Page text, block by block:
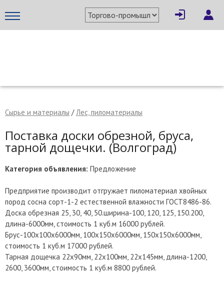
Сырье и материалы /Лес, пиломатериалы
Поставка доски обрезной, бруса,
тарной дощечки. (Волгоград)
Категория объявления: Предложение
Предприятие производит отгружает пиломатериал хвойных
пород сосна сорт-1-2 естественной влажности ГОСТ8486-86.
Доска обрезная 25, 30, 40, 50.ширина-100, 120, 125, 150.200,
длина-6000мм, стоимость 1 куб.м 16000 рублей.
Брус-100х100х6000мм, 100х150х6000мм, 150х150х6000мм,
стоимость 1 куб.м 17000 рублей.
Тарная дощечка 22х90мм, 22х100мм, 22х145мм, длина-1200,
2600, 3600мм, стоимость 1 куб.м 8800 рублей.
× Написать поставщику
Отмена Отправить сообщение